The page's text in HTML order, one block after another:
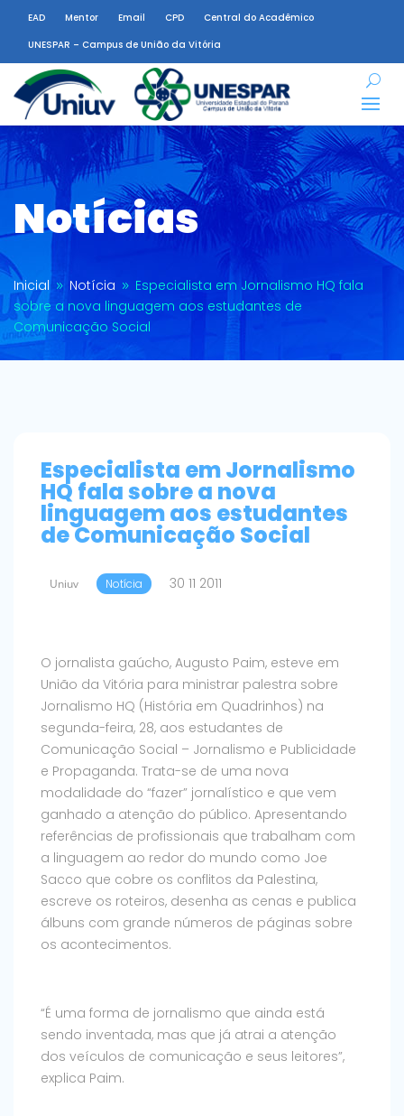
EAD Mentor Email CPD
Central do Acadêmico
UNESPAR – Campus de União da Vitória
Notícias
Inicial 9 Notícia 9 Especialista em Jornalismo HQ fala
sobre a nova linguagem aos estudantes de
Comunicação Social
Especialista em Jornalismo
HQ fala sobre a nova
linguagem aos estudantes
de Comunicação Social
Uniuv Notícia 30 11 2011
O jornalista gaúcho, Augusto Paim, esteve em
União da Vitória para ministrar palestra sobre
Jornalismo HQ (História em Quadrinhos) na
segunda-feira, 28, aos estudantes de
Comunicação Social – Jornalismo e Publicidade
e Propaganda. Trata-se de uma nova
modalidade do “fazer” jornalístico e que vem
ganhado a atenção do público. Apresentando
referências de profissionais que trabalham com
a linguagem ao redor do mundo como Joe
Sacco que cobre os conflitos da Palestina,
escreve os roteiros, desenha as cenas e publica
álbuns com grande números de páginas sobre
os acontecimentos.
“É uma forma de jornalismo que ainda está
sendo inventada, mas que já atrai a atenção
dos veículos de comunicação e seus leitores”,
explica Paim.